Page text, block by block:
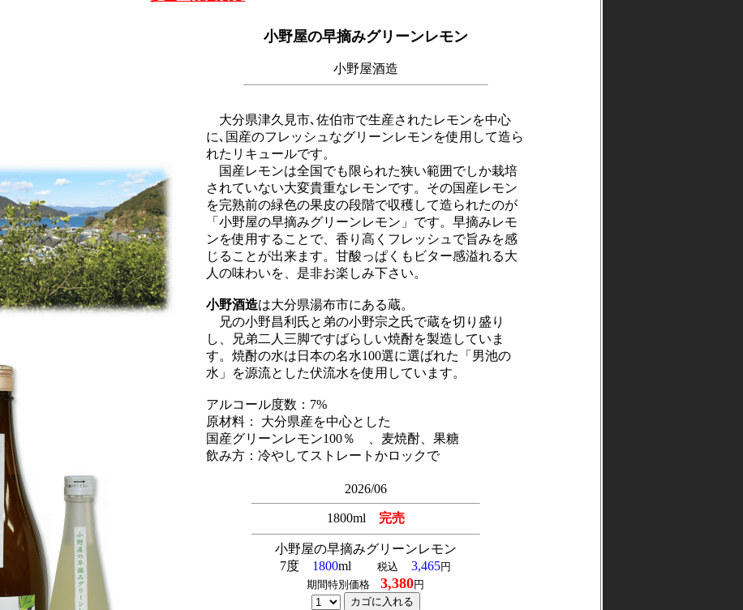
小野屋の早摘みグリーンレモン
小野屋酒造
大分県津久見市､佐伯市で生産されたレモンを中心
に､国産のフレッシュなグリーンレモンを使用して造ら
れたリキュールです。
国産レモンは全国でも限られた狭い範囲でしか栽培
されていない大変貴重なレモンです。その国産レモン
を完熟前の緑色の果皮の段階で収穫して造られたのが
「小野屋の早摘みグリーンレモン」です。早摘みレモ
ンを使用することで、香り高くフレッシュで旨みを感
じることが出来ます。甘酸っぱくもビター感溢れる大
人の味わいを、是非お楽しみ下さい。
小野酒造は大分県湯布市にある蔵。
兄の小野昌利氏と弟の小野宗之氏で蔵を切り盛り
し、兄弟二人三脚ですばらしい焼酎を製造していま
す。焼酎の水は日本の名水100選に選ばれた「男池の
水」を源流とした伏流水を使用しています。
アルコール度数：7%
原材料： 大分県産を中心とした
国産グリーンレモン100％ 、麦焼酎、果糖
飲み方：冷やしてストレートかロックで
2026/06
1800ml 完売
小野屋の早摘みグリーンレモン
7度 1800ml 税込 3,465円
期間特別価格 3,380円